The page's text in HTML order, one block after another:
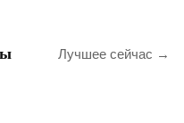
Лучшее сейчас →